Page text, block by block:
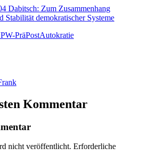
Dabitsch: Zum Zusammenhang
Stabilität demokratischer Systeme
PräPostAutokratie
Kommentar
nicht veröffentlicht. Erforderliche